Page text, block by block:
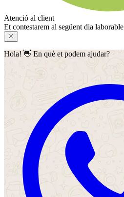
Atenció al client
Et contestarem al següent dia laborable
Hola! 👋 En què et podem ajudar?